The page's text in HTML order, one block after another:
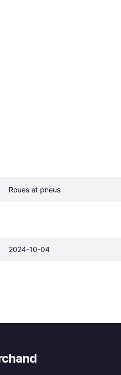
Roues et pneus
2024-10-04